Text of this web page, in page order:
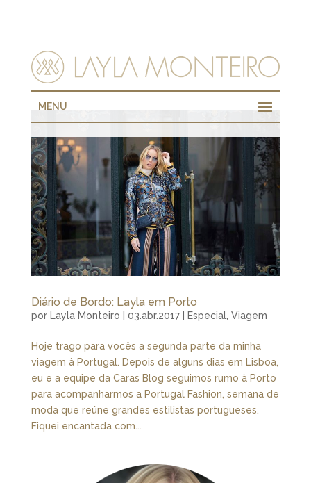
MENU
Diário de Bordo: Layla em Porto
por Layla Monteiro 03.abr.2017| Especial, Viagem
Hoje trago para vocês a segunda parte da minha
viagem à Portugal. Depois de alguns dias em Lisboa,
eu e a equipe da Caras Blog seguimos rumo à Porto
para acompanharmos a Portugal Fashion, semana de
moda que reúne grandes estilistas portugueses.
Fiquei encantada com...